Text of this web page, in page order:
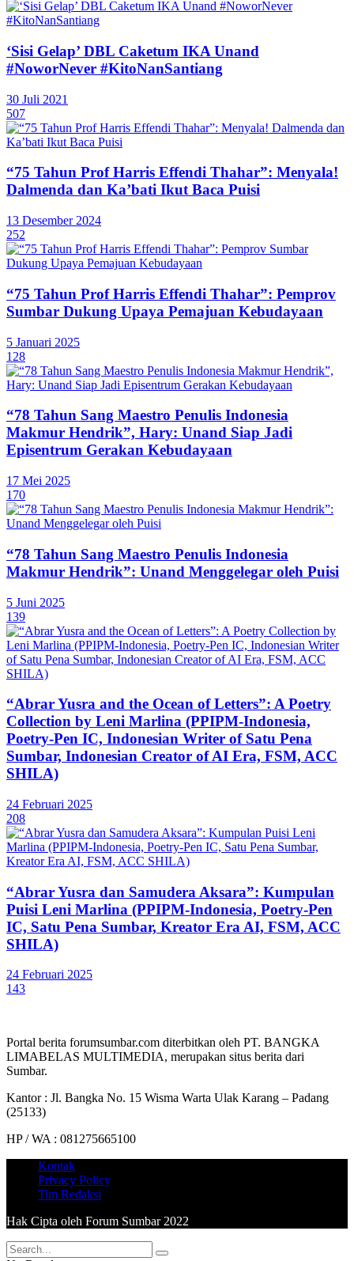
‘Sisi Gelap’ DBL Caketum IKA Unand
#NoworNever #KitoNanSantiang
30 Juli 2021
507
“75 Tahun Prof Harris Effendi Thahar”: Menyala!
Dalmenda dan Ka’bati Ikut Baca Puisi
13 Desember 2024
252
“75 Tahun Prof Harris Effendi Thahar”: Pemprov
Sumbar Dukung Upaya Pemajuan Kebudayaan
5 Januari 2025
128
“78 Tahun Sang Maestro Penulis Indonesia
Makmur Hendrik”, Hary: Unand Siap Jadi
Episentrum Gerakan Kebudayaan
17 Mei 2025
170
“78 Tahun Sang Maestro Penulis Indonesia
Makmur Hendrik”: Unand Menggelegar oleh Puisi
5 Juni 2025
139
“Abrar Yusra and the Ocean of Letters”: A Poetry
Collection by Leni Marlina (PPIPM-Indonesia,
Poetry-Pen IC, Indonesian Writer of Satu Pena
Sumbar, Indonesian Creator of AI Era, FSM, ACC
SHILA)
24 Februari 2025
208
“Abrar Yusra dan Samudera Aksara”: Kumpulan
Puisi Leni Marlina (PPIPM-Indonesia, Poetry-Pen
IC, Satu Pena Sumbar, Kreator Era AI, FSM, ACC
SHILA)
24 Februari 2025
143
Portal berita forumsumbar.com diterbitkan oleh PT. BANGKA
LIMABELAS MULTIMEDIA, merupakan situs berita dari
Sumbar.
Kantor : Jl. Bangka No. 15 Wisma Warta Ulak Karang – Padang
(25133)
HP / WA : 081275665100
Kontak
Privacy Policy
Tim Redaksi
Hak Cipta oleh Forum Sumbar 2022